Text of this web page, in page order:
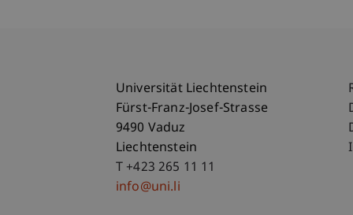
Universität Liechtenstein
Fürst-Franz-Josef-Strasse
9490 Vaduz
Liechtenstein
T +423 265 11 11
info@uni.li